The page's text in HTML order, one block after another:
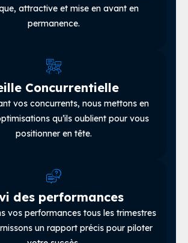
attractive et mise en avant en
permanence.
Concurrentielle
vos concurrents, nous mettons en
qu’ils oublient pour vous
positionner en tête.
des performances
vos performances tous les trimestres
un rapport précis pour piloter